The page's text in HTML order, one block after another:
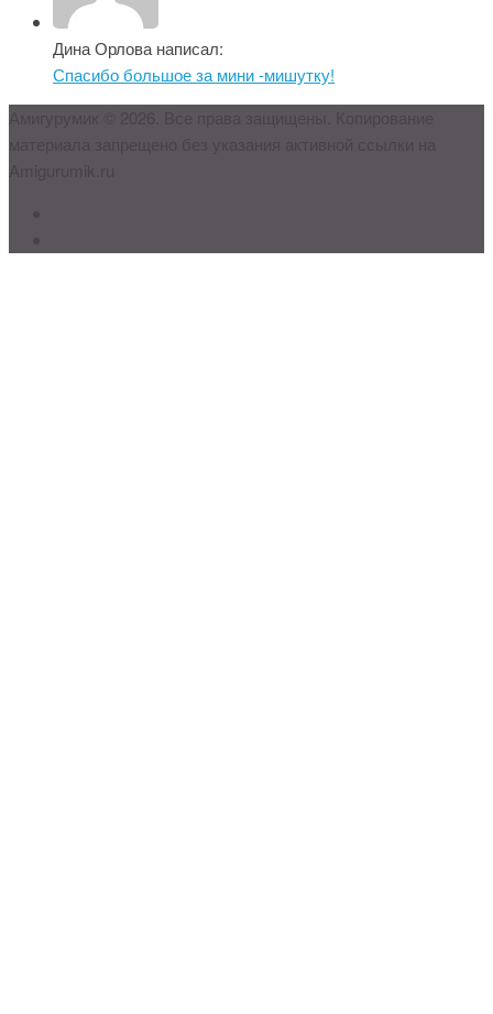
Дина Орлова написал:
Спасибо большое за мини -мишутку!
Амигурумик © 2026. Все права защищены. Копирование
материала запрещено без указания активной ссылки на
Amigurumik.ru